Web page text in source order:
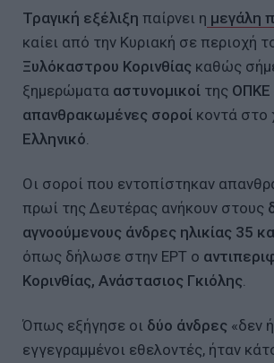
Τραγική εξέλιξη παίρνει η μεγάλη
καίει από την Κυριακή σε περιοχή
Ξυλόκαστρου Κορινθίας καθώς
ξημερώματα αστυνομικοί της ΟΠΚΕ
απανθρακωμένες σοροί κοντά στο
Ελληνικό
Oι σοροί που εντοπίστηκαν
πρωί της Δευτέρας ανήκουν στους
αγνοούμενους άνδρες ηλικίας 35
όπως δήλωσε στην ΕΡΤ ο
Κορινθίας, Ανάστασιος Γκιόλης
Όπως εξήγησε οι δύο άνδρες «δεν
εγγεγραμμένοι εθελοντές, ήταν